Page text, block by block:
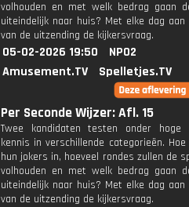
volhouden en met welk bedrag gaan
uiteindelijk naar huis? Met elke dag
van de uitzending de kijkersvraag.
05-02-2026 19:50
NPO2
Amusement.TV
Spelletjes.TV
Per Seconde Wijzer: Afl. 15
Twee kandidaten testen onder hoge
kennis in verschillende categorieën.
hun jokers in, hoeveel rondes zullen de
volhouden en met welk bedrag gaan
uiteindelijk naar huis? Met elke dag
van de uitzending de kijkersvraag.